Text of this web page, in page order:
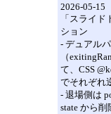
2026-05-15
「スライ
ション
- デュアル
（
て、CSS
でそれぞれ
- 退場側は
state から削